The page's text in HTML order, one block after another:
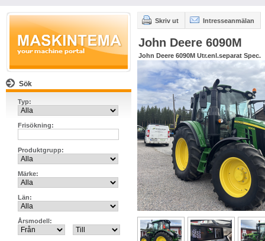
Sök
Typ:
Frisökning:
Produktgrupp:
Märke:
Län:
Årsmodell:
Skriv ut Intresseanmälan
John Deere 6090M
John Deere 6090M Utr.enl.separat Spec.